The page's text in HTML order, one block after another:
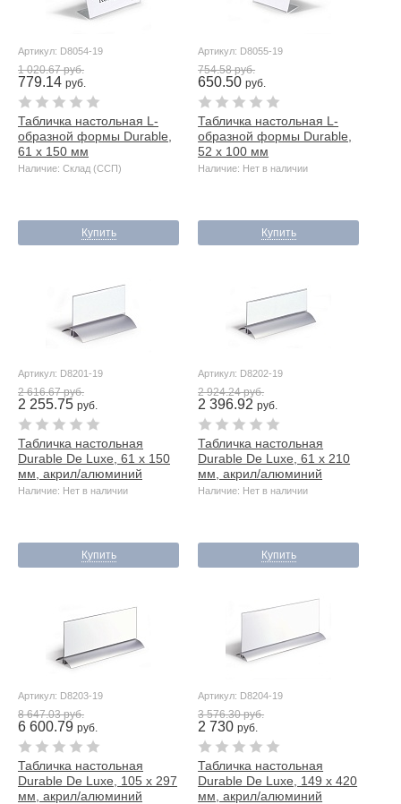
Артикул: D8054-19
1 020.67 руб.
779.14 руб.
Табличка настольная L-
образной формы Durable,
61 x 150 мм
Наличие: Склад (ССП)
Купить
Артикул: D8055-19
754.58 руб.
650.50руб.
Табличка настольная L-
образной формы Durable,
52 x 100 мм
Наличие: Нет в наличии
Купить
Артикул: D8201-19
2 616.67 руб.
2 255.75 руб.
Табличка настольная
Durable De Luxe, 61 х 150
мм, акрил/алюминий
Наличие: Нет в наличии
Купить
Артикул: D8202-19
2 924.24 руб.
2 396.92руб.
Табличка настольная
Durable De Luxe, 61 x 210
мм, акрил/алюминий
Наличие: Нет в наличии
Купить
Артикул: D8203-19
8 647.03 руб.
6 600.79 руб.
Табличка настольная
Durable De Luxe, 105 х 297
мм, акрил/алюминий
Артикул: D8204-19
3 576.30 руб.
2 730руб.
Табличка настольная
Durable De Luxe, 149 х 420
мм, акрил/алюминий